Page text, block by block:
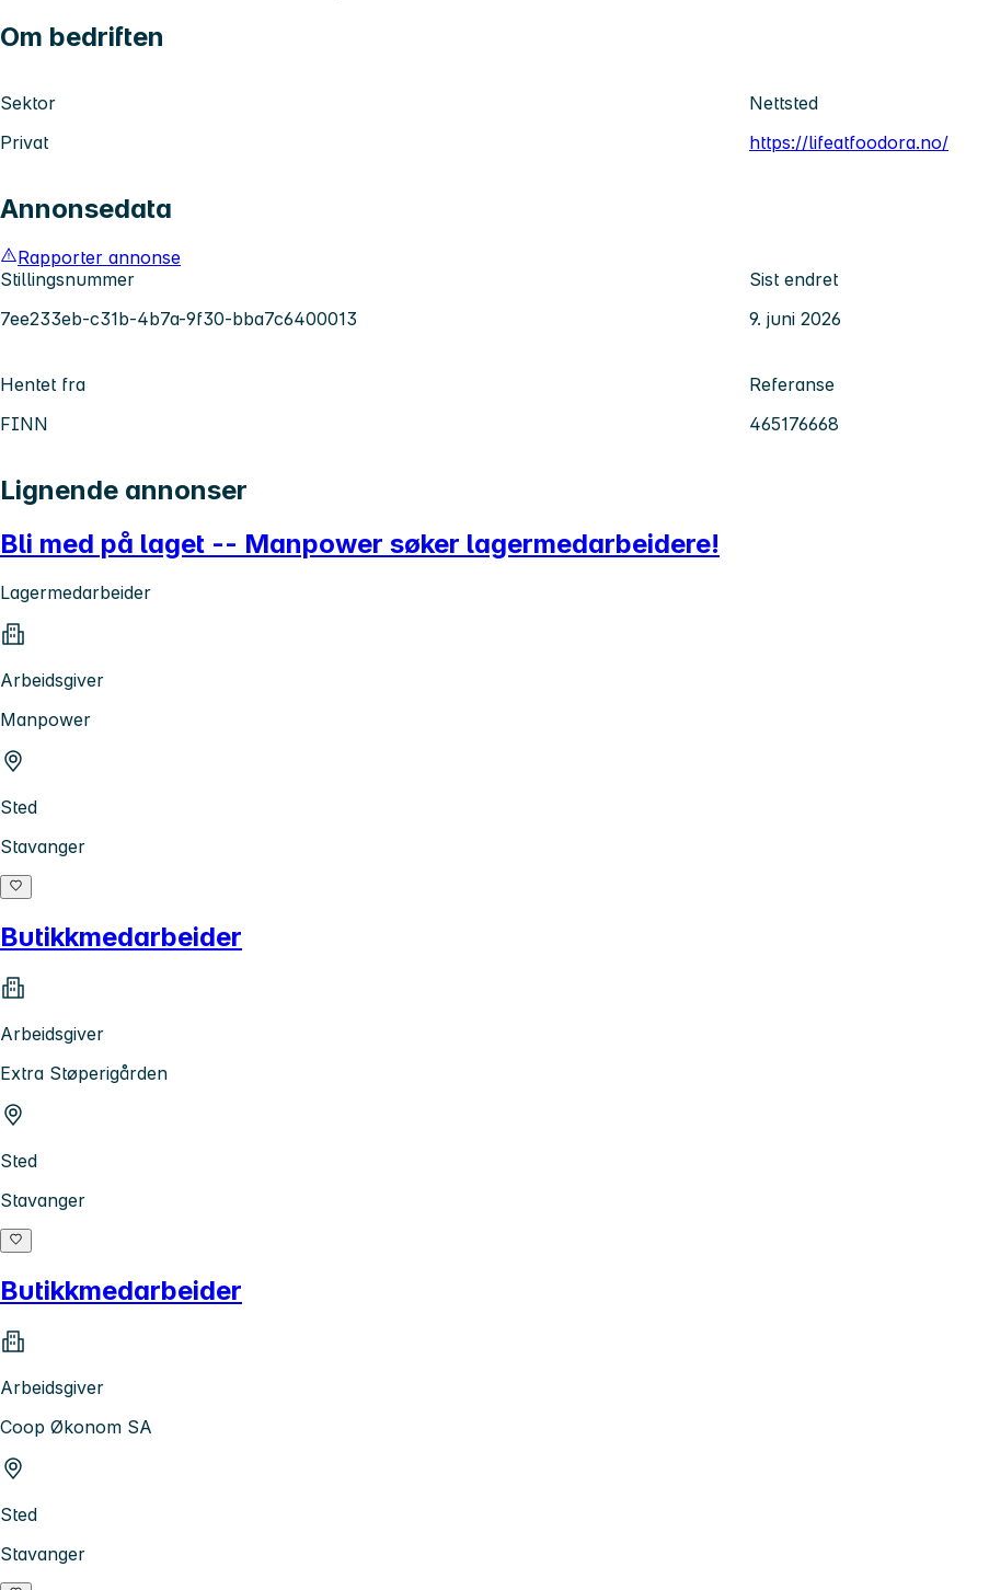
Om bedriften
Sektor
Privat
Nettsted
https://lifeatfoodora.no/
Annonsedata
Rapporter annonse
Stillingsnummer
7ee233eb-c31b-4b7a-9f30-bba7c6400013
Sist endret
9. juni 2026
Hentet fra
FINN
Referanse
465176668
Lignende annonser
Bli med på laget -- Manpower søker lagermedarbeidere!
Lagermedarbeider
Arbeidsgiver
Manpower
Sted
Stavanger
Butikkmedarbeider
Arbeidsgiver
Extra Støperigården
Sted
Stavanger
Butikkmedarbeider
Arbeidsgiver
Coop Økonom SA
Sted
Stavanger